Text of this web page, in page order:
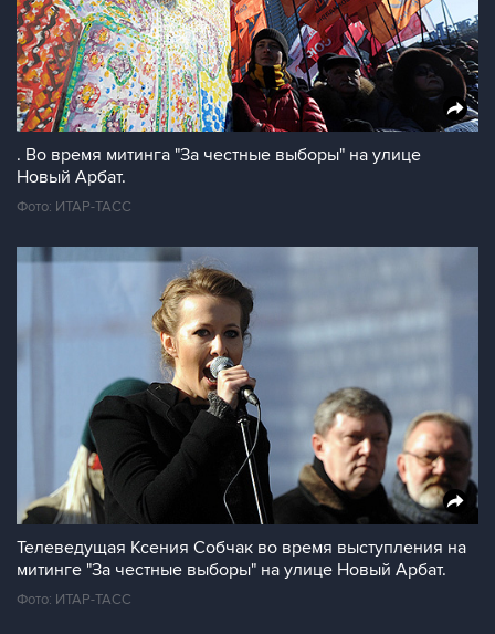
. Во время митинга "За честные выборы" на улице
Новый Арбат.
Фото: ИТАР-ТАСС
Телеведущая Ксения Собчак во время выступления на
митинге "За честные выборы" на улице Новый Арбат.
Фото: ИТАР-ТАСС